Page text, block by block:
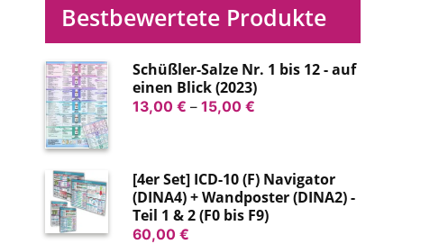
Bestbewertete Produkte
Schüßler-Salze Nr. 1 bis 12 - auf
einen Blick (2023)
13,00 € – 15,00 €Preisspanne:
15,00 €
[4er Set] ICD-10 (F) Navigator
(DINA4) + Wandposter (DINA2) -
Teil 1 & 2 (F0 bis F9)
60,00 €